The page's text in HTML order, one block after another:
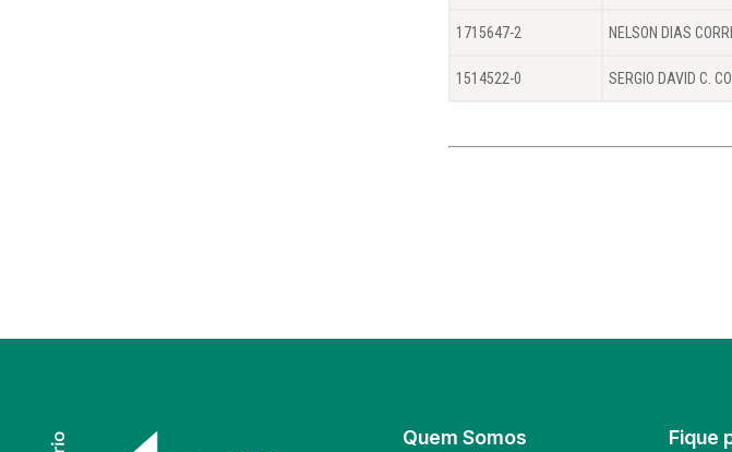
1715647-2 NELSON DIAS
1514522-0 SERGIO DAVID C.
Quem Somos Fique